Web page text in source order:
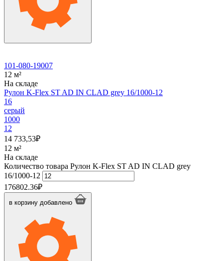
101-080-19007
12 м²
На складе
Рулон K-Flex ST AD IN CLAD grey 16/1000-12
16
серый
1000
12
14 733,53₽
12 м²
На складе
Количество товара Рулон K-Flex ST AD IN CLAD grey
16/1000-12
176802.36₽
в корзину добавлено